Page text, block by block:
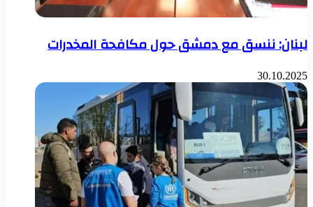
لبنان: ننسق مع دمشق حول مكافحة المخدرات
30.10.2025